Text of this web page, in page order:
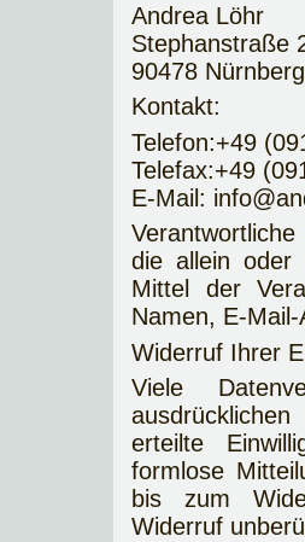
Andrea Löhr
Stephanstraße
90478 Nürnberg
Kontakt:
Telefon:+49
Telefax:+49
E-Mail:
die allein oder
Mittel der
Namen, E-
Widerruf Ihrer
Viele
erteilte
formlose
bis zum
Widerruf